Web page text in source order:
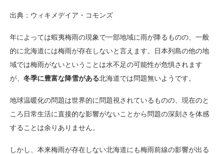
出典：ウィキメデイア・コモンズ
年によっては蝦夷梅雨の現象で一部地域に雨が降るものの、一般
的に北海道には梅雨が存在しないと言えます。日本列島の他の地
域では梅雨がないということは水不足の可能性が危惧されます
が、 冬季に豊富な降雪がある北海道では問題無いようです。
地球温暖化の問題は世界的に問題視されているものの、現在のと
ころ日常生活に直接的な影響がないことから問題の深刻さを体感
することは余りありません。
しかし、本来梅雨が存在しない北海道にも梅雨前線の影響が出る